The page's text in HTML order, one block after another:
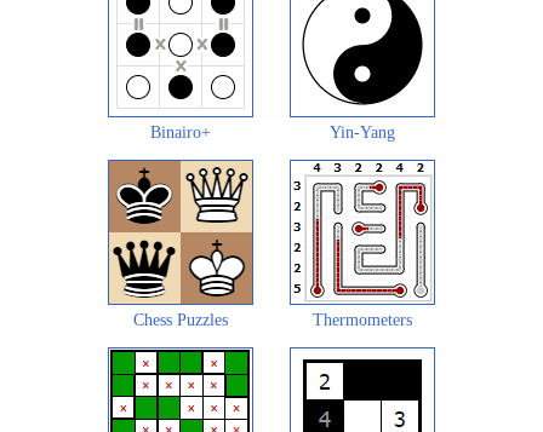
Binairo+ Yin-Yang
Chess Puzzles Thermometers